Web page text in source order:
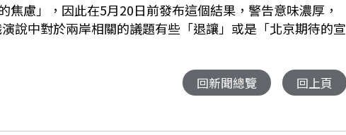
慮」，因此在5月20日前發布這個結果，警告意味濃厚，
說中對於兩岸相關的議題有些「退讓」或是「北京期待的宣
回新聞總覽 回上頁